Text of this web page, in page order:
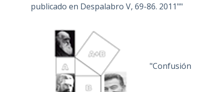
publicado en Despalabro V, 69-86. 2011""
"Confusión